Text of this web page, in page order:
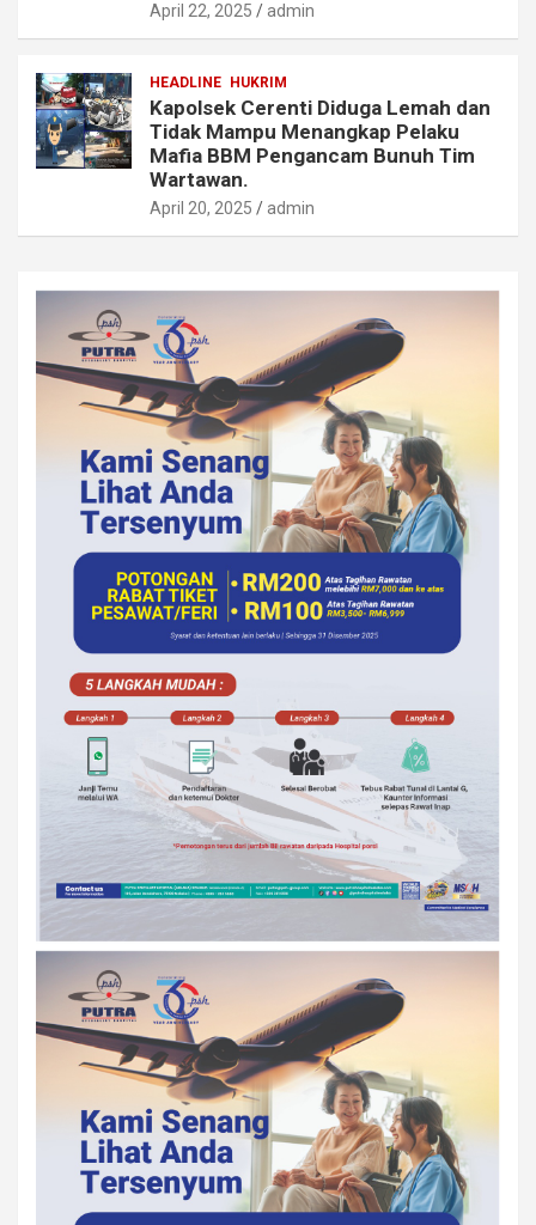
April 22, 2025 admin
HEADLINE HUKRIM
Kapolsek Cerenti Diduga Lemah dan
Tidak Mampu Menangkap Pelaku
Mafia BBM Pengancam Bunuh Tim
Wartawan.
April 20, 2025 admin